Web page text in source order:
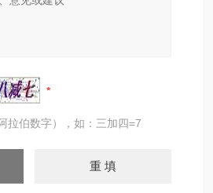
拉伯数字），如：三加四=7